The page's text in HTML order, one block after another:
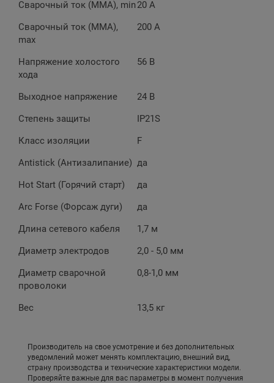
Сварочный ток (MMA), min20 А
Сварочный ток (MMA),
max
200 А
Напряжение холостого
хода
56 В
Выходное напряжение
24 В
Степень защиты
IP21S
Класс изоляции
F
Antistick (Антизалипание) да
Hot Start (Горячий старт)
да
Arc Forse (Форсаж дуги)
да
Длина сетевого кабеля
1,7 м
Диаметр электродов
2,0 - 5,0 мм
Диаметр сварочной
проволоки
0,8-1,0 мм
Вес 13,5 кг
Производитель на свое усмотрение и без дополнительных
уведомлений может менять комплектацию, внешний вид,
страну производства и технические характеристики модели.
Проверяйте важные для вас параметры в момент получения